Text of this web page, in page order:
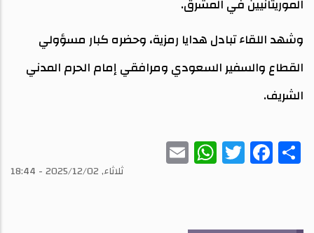
الموريتانيين في المشرق.
وشهد اللقاء تبادل هدايا رمزية، وحضره كبار مسؤولي
القطاع والسفير السعودي ومرافقي إمام الحرم المدني
الشريف.
Share
Facebook
Twitter
WhatsAppثلاثاء, 2025/12/02 - 18:44